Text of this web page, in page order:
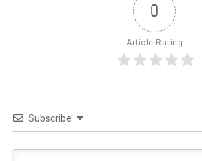
0
Article Rating
Subscribe